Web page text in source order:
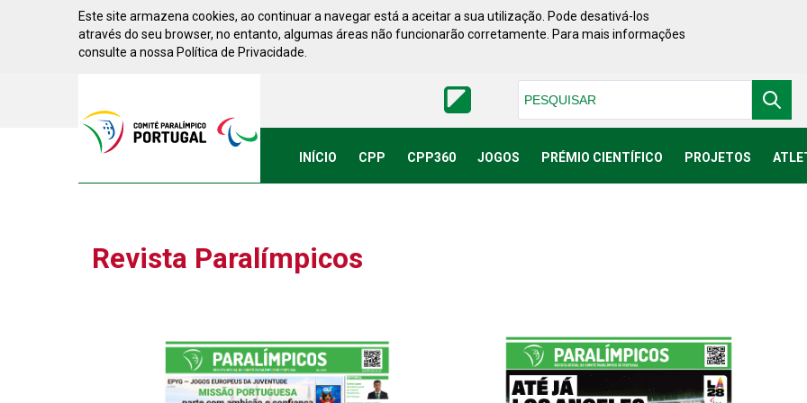
Saltar para conteúdoEste site armazena cookies, ao continuar a navegar está a aceitar a sua utilização. Pode desativá-los
através do seu browser, no entanto, algumas áreas não funcionarão corretamente. Para mais informações
consulte a nossa Política de Privacidade.
Paralimpico
de
Portugal
(Ir
INÍCIO CPP CPP360 JOGOS PRÉMIO CIENTÍFICO PROJETOS
Revista Paralímpicos